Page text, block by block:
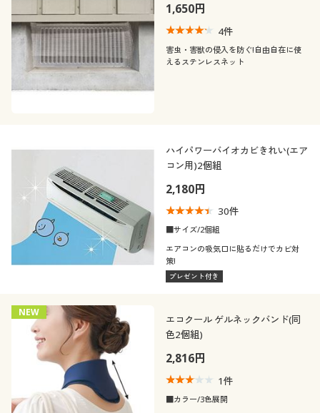
1,650円
4件
害虫・害獣の侵入を防ぐ!自由自在に使
えるステンレスネット
ハイパワーバイオカビきれい(エア
コン用)2個組
2,180円
30件
■サイズ/2個組
エアコンの吸気口に貼るだけでカビ対
策!
プレゼント付き
NEW
エコクール ゲルネックバンド(同
色2個組)
2,816円
1件
■カラー/3色展開